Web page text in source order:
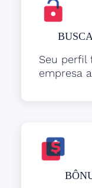
Seu perfil
empresa